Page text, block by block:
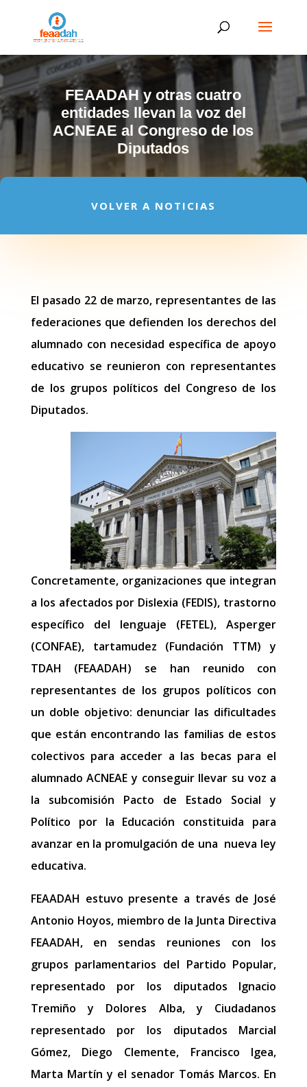
FEAADAH y otras cuatro
entidades llevan la voz del
ACNEAE al Congreso de los
Diputados
VOLVER A NOTICIAS
El pasado 22 de marzo, representantes de las
federaciones que defienden los derechos del
alumnado con necesidad específica de apoyo
educativo se reunieron con representantes
de los grupos políticos del Congreso de los
Diputados.
Concretamente, organizaciones que integran
a los afectados por Dislexia (FEDIS), trastorno
específico del lenguaje (FETEL), Asperger
(CONFAE), tartamudez (Fundación TTM) y
TDAH (FEAADAH) se han reunido con
representantes de los grupos políticos con
un doble objetivo: denunciar las dificultades
que están encontrando las familias de estos
colectivos para acceder a las becas para el
alumnado ACNEAE y conseguir llevar su voz a
la subcomisión Pacto de Estado Social y
Político por la Educación constituida para
avanzar en la promulgación de una nueva ley
educativa.
FEAADAH estuvo presente a través de José
Antonio Hoyos, miembro de la Junta Directiva
FEAADAH, en sendas reuniones con los
grupos parlamentarios del Partido Popular,
representado por los diputados Ignacio
Tremiño y Dolores Alba, y Ciudadanos
representado por los diputados Marcial
Gómez, Diego Clemente, Francisco Igea,
Marta Martín y el senador Tomás Marcos. En